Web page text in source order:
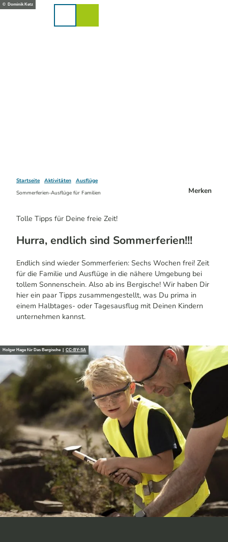
Z© Dominik Ketz
Startseite Aktivitäten
Ausflüge
Sommerferien-Ausflüge für Familien
Merken
Tolle Tipps für Deine freie Zeit!
Hurra, endlich sind Sommerferien!!!
Endlich sind wieder Sommerferien: Sechs Wochen frei! Zeit
für die Familie und Ausflüge in die nähere Umgebung bei
tollem Sonnenschein. Also ab ins Bergische! Wir haben Dir
hier ein paar Tipps zusammengestellt, was Du prima in
einem Halbtages- oder Tagesausflug mit Deinen Kindern
unternehmen kannst.
Holger Hage für Das Bergische | CC-BY-SA